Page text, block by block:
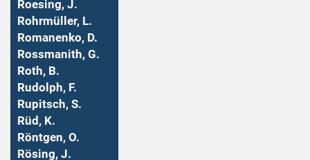
Roesing, J.
Rohrmüller, L.
Romanenko, D.
Rossmanith, G.
Roth, B.
Rudolph, F.
Rupitsch, S.
Rüd, K.
Röntgen, O.
Rösing, J.